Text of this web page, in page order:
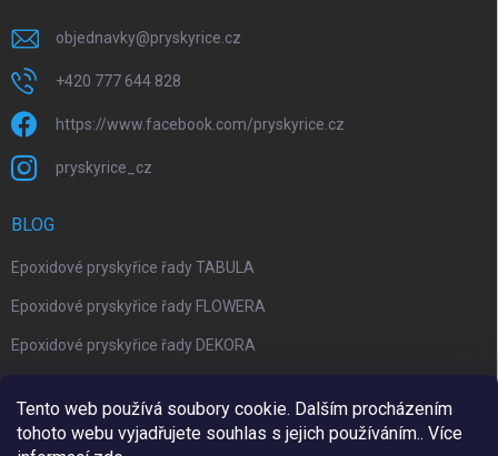
Tento web používá soubory cookie. Dalším procházením
tohoto webu vyjadřujete souhlas s jejich používáním.. Více
objednavky@pryskyrice.cz
+420 777 644 828
https://www.facebook.com/pryskyrice.cz
pryskyrice_cz
BLOG
Epoxidové pryskyřice řady TABULA
Epoxidové pryskyřice řady FLOWERA
Epoxidové pryskyřice řady DEKORA